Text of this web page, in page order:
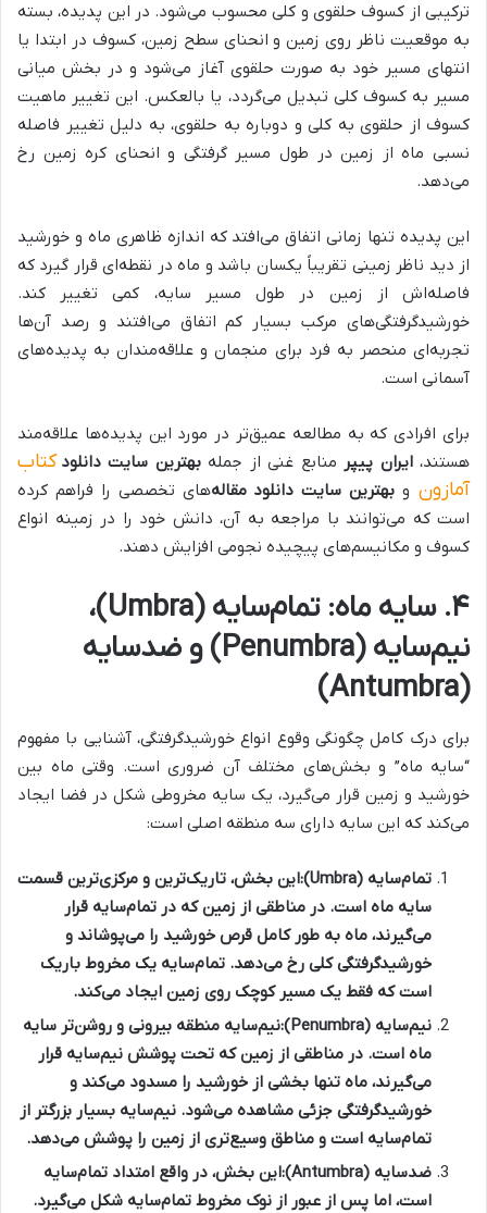
ترکیبی از کسوف حلقوی و کلی محسوب می‌شود. در این پدیده، بسته
به موقعیت ناظر روی زمین و انحنای سطح زمین، کسوف در ابتدا یا
انتهای مسیر خود به صورت حلقوی آغاز می‌شود و در بخش میانی
مسیر به کسوف کلی تبدیل می‌گردد، یا بالعکس. این تغییر ماهیت
کسوف از حلقوی به کلی و دوباره به حلقوی، به دلیل تغییر فاصله
نسبی ماه از زمین در طول مسیر گرفتگی و انحنای کره زمین رخ
می‌دهد.
این پدیده تنها زمانی اتفاق می‌افتد که اندازه ظاهری ماه و خورشید
از دید ناظر زمینی تقریباً یکسان باشد و ماه در نقطه‌ای قرار گیرد که
فاصله‌اش از زمین در طول مسیر سایه، کمی تغییر کند.
خورشیدگرفتگی‌های مرکب بسیار کم اتفاق می‌افتند و رصد آن‌ها
تجربه‌ای منحصر به فرد برای منجمان و علاقه‌مندان به پدیده‌های
آسمانی است.
برای افرادی که به مطالعه عمیق‌تر در مورد این پدیده‌ها علاقه‌مند
هستند،ایران پیپر منابع غنی از جملهبهترین سایت دانلودکتاب
آمازون و بهترین سایت دانلود مقاله‌های تخصصی را فراهم کرده
است که می‌توانند با مراجعه به آن، دانش خود را در زمینه انواع
کسوف و مکانیسم‌های پیچیده نجومی افزایش دهند.
۴. سایه ماه: تمام‌سایه (Umbra)،
نیم‌سایه (Penumbra) و ضدسایه
(Antumbra)
برای درک کامل چگونگی وقوع انواع خورشیدگرفتگی، آشنایی با مفهوم
“سایه ماه” و بخش‌های مختلف آن ضروری است. وقتی ماه بین
خورشید و زمین قرار می‌گیرد، یک سایه مخروطی شکل در فضا ایجاد
می‌کند که این سایه دارای سه منطقه اصلی است:
تمام‌سایه (Umbra):
این بخش، تاریک‌ترین و مرکزی‌ترین قسمت
سایه ماه است. در مناطقی از زمین که در تمام‌سایه قرار
می‌گیرند، ماه به طور کامل قرص خورشید را می‌پوشاند و
خورشیدگرفتگی کلی رخ می‌دهد. تمام‌سایه یک مخروط باریک
است که فقط یک مسیر کوچک روی زمین ایجاد می‌کند.
نیم‌سایه (Penumbra):
نیم‌سایه منطقه بیرونی و روشن‌تر سایه
ماه است. در مناطقی از زمین که تحت پوشش نیم‌سایه قرار
می‌گیرند، ماه تنها بخشی از خورشید را مسدود می‌کند و
خورشیدگرفتگی جزئی مشاهده می‌شود. نیم‌سایه بسیار بزرگتر از
تمام‌سایه است و مناطق وسیع‌تری از زمین را پوشش می‌دهد.
ضدسایه (Antumbra):
این بخش، در واقع امتداد تمام‌سایه
است، اما پس از عبور از نوک مخروط تمام‌سایه شکل می‌گیرد.